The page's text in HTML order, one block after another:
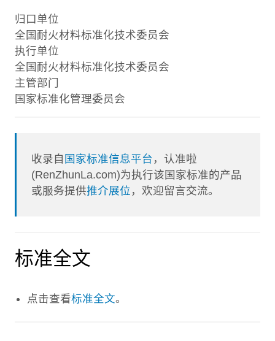
归口单位
全国耐火材料标准化技术委员会
执行单位
全国耐火材料标准化技术委员会
主管部门
国家标准化管理委员会
收录自 国家标准信息平台 ，认准啦
(RenZhunLa.com)为执行该国家标准的产品
或服务提供推介展位 ，欢迎留言交流。
标准全文
点击查看标准全文。